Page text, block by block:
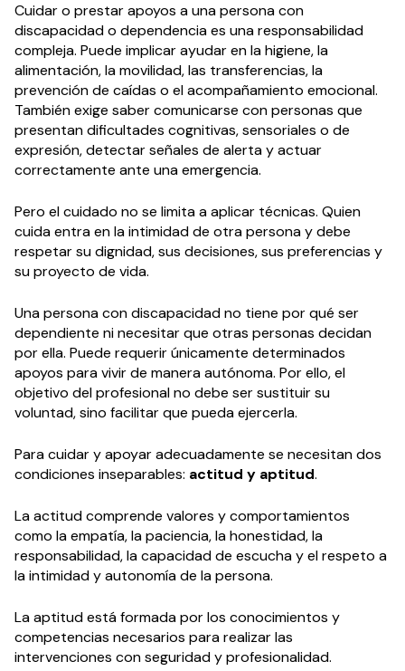
Cuidar o prestar apoyos a una persona con
discapacidad o dependencia es una responsabilidad
compleja. Puede implicar ayudar en la higiene, la
alimentación, la movilidad, las transferencias, la
prevención de caídas o el acompañamiento emocional.
También exige saber comunicarse con personas que
presentan dificultades cognitivas, sensoriales o de
expresión, detectar señales de alerta y actuar
correctamente ante una emergencia.
Pero el cuidado no se limita a aplicar técnicas. Quien
cuida entra en la intimidad de otra persona y debe
respetar su dignidad, sus decisiones, sus preferencias y
su proyecto de vida.
Una persona con discapacidad no tiene por qué ser
dependiente ni necesitar que otras personas decidan
por ella. Puede requerir únicamente determinados
apoyos para vivir de manera autónoma. Por ello, el
objetivo del profesional no debe ser sustituir su
voluntad, sino facilitar que pueda ejercerla.
Para cuidar y apoyar adecuadamente se necesitan dos
condiciones inseparables: actitud y aptitud.
La actitud comprende valores y comportamientos
como la empatía, la paciencia, la honestidad, la
responsabilidad, la capacidad de escucha y el respeto a
la intimidad y autonomía de la persona.
La aptitud está formada por los conocimientos y
competencias necesarios para realizar las
intervenciones con seguridad y profesionalidad.